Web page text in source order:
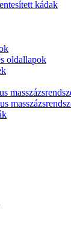
kádak
oldallapok